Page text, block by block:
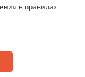
в правилах